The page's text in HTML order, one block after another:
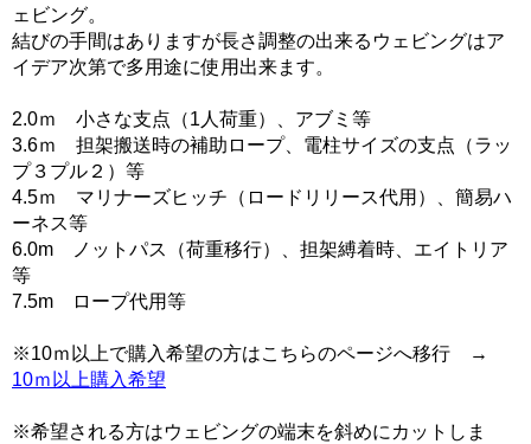
ェビング。
結びの手間はありますが長さ調整の出来るウェビングはア
イデア次第で多用途に使用出来ます。
2.0ｍ 小さな支点（1人荷重）、アブミ等
3.6ｍ 担架搬送時の補助ロープ、電柱サイズの支点（ラッ
プ３プル２）等
4.5ｍ マリナーズヒッチ（ロードリリース代用）、簡易ハ
ーネス等
6.0m ノットパス（荷重移行）、担架縛着時、エイトリア
等
7.5m ロープ代用等
※10ｍ以上で購入希望の方はこちらのページへ移行 →
10ｍ以上購入希望
※希望される方はウェビングの端末を斜めにカットしま